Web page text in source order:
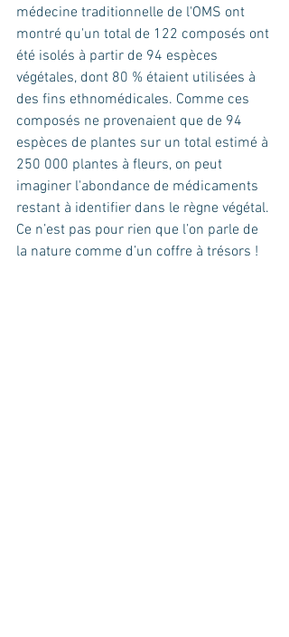
médecine traditionnelle de l'OMS ont
montré qu'un total de 122 composés ont
été isolés à partir de 94 espèces
végétales, dont 80 % étaient utilisées à
des fins ethnomédicales. Comme ces
composés ne provenaient que de 94
espèces de plantes sur un total estimé à
250 000 plantes à fleurs, on peut
imaginer l'abondance de médicaments
restant à identifier dans le règne végétal.
Ce n’est pas pour rien que l’on parle de
la nature comme d’un coffre à trésors !